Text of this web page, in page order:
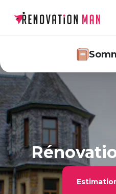
Rénovation Moselle :
t-il avec Renovation Man
Rénovation Moselle : ce
gagner
Prix moyens pratiqués
rénovation en Moselle